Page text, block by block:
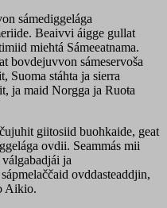
sámediggelága
Beaivvi áigge gullat
miehtá Sámeeatnama.
bovdejuvvon sámeservoša
Suoma stáhta ja sierra
ja maid Norgga ja Ruoŧa
giitosiid buohkaide, geat
ovdii. Seammás mii
ja
ovddasteaddjin,
Aikio.